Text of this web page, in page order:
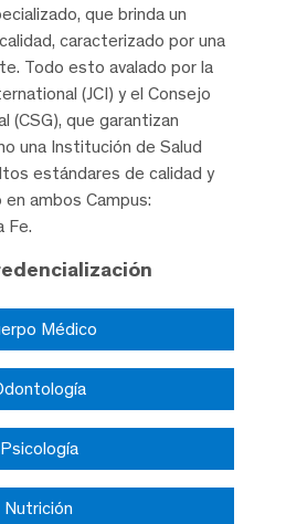
que brinda un
caracterizado por una
Todo esto avalado por la
(JCI) y el Consejo
(CSG), que garantizan
una Institución de Salud
estándares de calidad y
ambos Campus:
Fe.
Médico
Psicología
Nutrición